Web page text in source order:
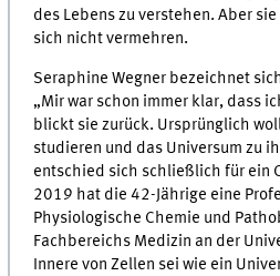
des Lebens zu verstehen. Aber
sich nicht vermehren.
Seraphine Wegner bezeichnet
„Mir war schon immer klar, dass
blickt sie zurück. Ursprünglich
studieren und das Universum zu
entschied sich schließlich für ein
2019 hat die 42-Jährige eine
Physiologische Chemie und
Fachbereichs Medizin an der
Innere von Zellen sei wie ein